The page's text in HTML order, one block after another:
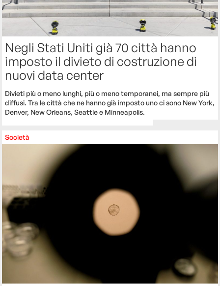
Negli Stati Uniti già 70 città hanno
imposto il divieto di costruzione di
nuovi data center
Divieti più o meno lunghi, più o meno temporanei, ma sempre più
diffusi. Tra le città che ne hanno già imposto uno ci sono New York,
Denver, New Orleans, Seattle e Minneapolis.
Società